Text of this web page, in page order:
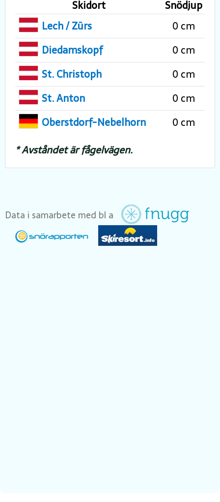
Skidort
Snödjup
Lech / Zürs
0 cm
Diedamskopf
0 cm
St. Christoph
0 cm
St. Anton
0 cm
Oberstdorf-Nebelhorn
0 cm
* Avståndet är fågelvägen.
Data i samarbete med bl a